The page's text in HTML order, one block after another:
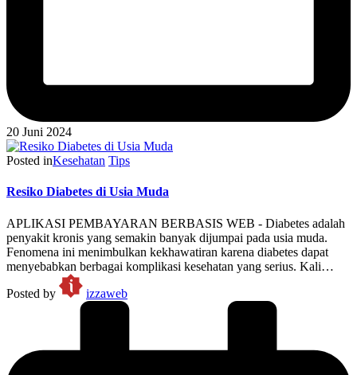
20 Juni 2024
Posted inKesehatan Tips
Resiko Diabetes di Usia Muda
APLIKASI PEMBAYARAN BERBASIS WEB - Diabetes adalah
penyakit kronis yang semakin banyak dijumpai pada usia muda.
Fenomena ini menimbulkan kekhawatiran karena diabetes dapat
menyebabkan berbagai komplikasi kesehatan yang serius. Kali…
Posted by
izzaweb